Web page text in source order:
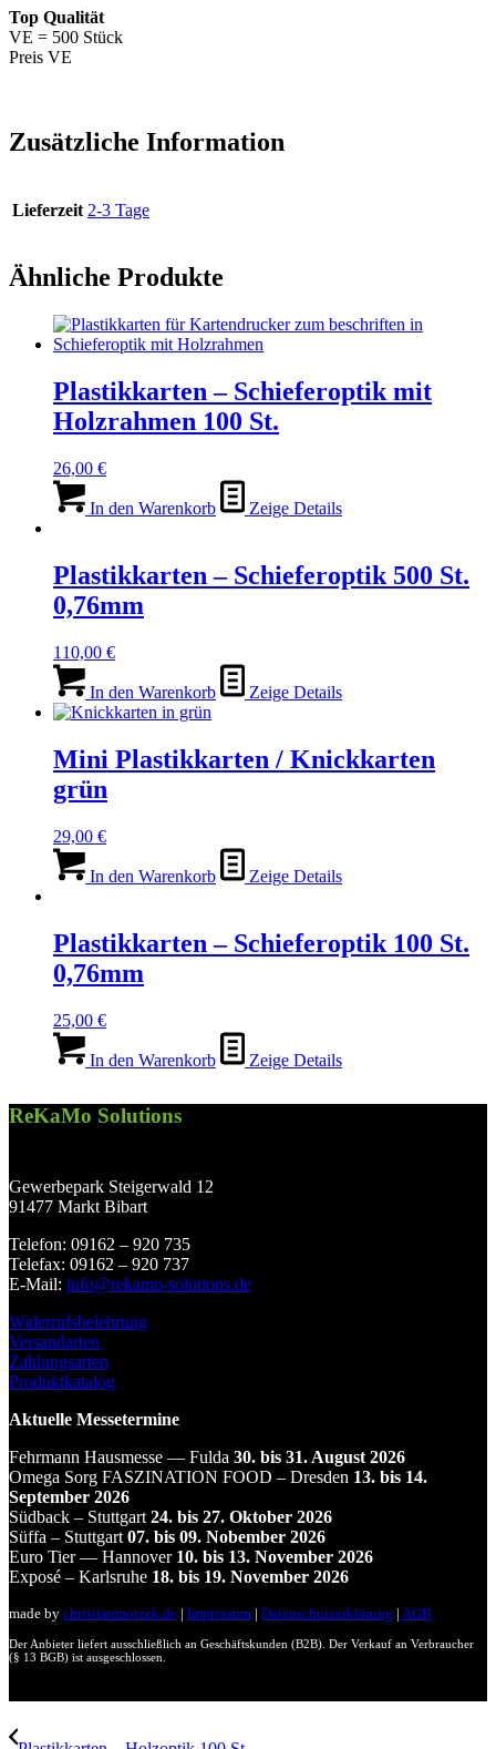
Top Qualität
VE = 500 Stück
Preis VE
Zusätzliche Information
Lieferzeit 2-3 Tage
Ähnliche Produkte
Plastikkarten – Schieferoptik mit
Holzrahmen 100 St.
26,00 €
In den Warenkorb Zeige Details
Plastikkarten – Schieferoptik 500 St.
0,76mm
110,00 €
In den Warenkorb Zeige Details
Mini Plastikkarten / Knickkarten
grün
29,00 €
In den Warenkorb Zeige Details
Plastikkarten – Schieferoptik 100 St.
0,76mm
25,00 €
In den Warenkorb Zeige Details
ReKaMo Solutions
Gewerbepark Steigerwald 12
91477 Markt Bibart
Telefon: 09162 – 920 735
Telefax: 09162 – 920 737
E‑Mail: info@rekamo-solutions.de
Widerrufsbelehrung
Versandarten
Zahlungsarten
Produktkatalog
Aktuelle Messetermine
Fehrmann Hausmesse — Fulda 30. bis 31. August 2026
Omega Sorg FASZINATION FOOD – Dresden 13. bis 14.
September 2026
Südback – Stuttgart 24. bis 27. Oktober 2026
Süffa – Stuttgart 07. bis 09. Nobember 2026
Euro Tier — Hannover 10. bis 13. November 2026
Exposé – Karlsruhe 18. bis 19. November 2026
made by christianmotzek.de | Impressum | Datenschutzerklärung | AGB
Der Anbieter liefert ausschließlich an Geschäftskunden (B2B). Der Verkauf an Verbraucher
(§ 13 BGB) ist ausgeschlossen.